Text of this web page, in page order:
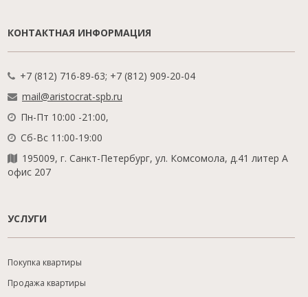
КОНТАКТНАЯ ИНФОРМАЦИЯ
+7 (812) 716-89-63; +7 (812) 909-20-04
mail@aristocrat-spb.ru
Пн-Пт 10:00 -21:00,
Сб-Вс 11:00-19:00
195009, г. Санкт-Петербург, ул. Комсомола, д.41 литер А
офис 207
УСЛУГИ
Покупка квартиры
Продажа квартиры